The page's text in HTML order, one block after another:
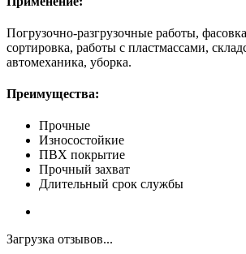
Погрузочно-разгрузочные работы,
сортировка, работы с пластмассами,
автомеханика, уборка.
Преимущества:
Прочные
Износостойкие
ПВХ покрытие
Прочный захват
Длительный срок службы
Загрузка отзывов...